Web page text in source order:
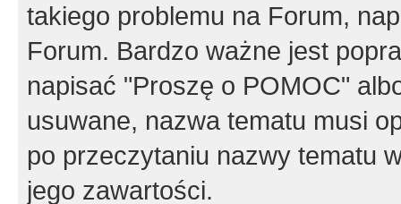
takiego problemu na Forum,
Forum. Bardzo ważne jest
napisać "Proszę o POMOC"
usuwane, nazwa tematu musi
po przeczytaniu nazwy tematu
jego zawartości.